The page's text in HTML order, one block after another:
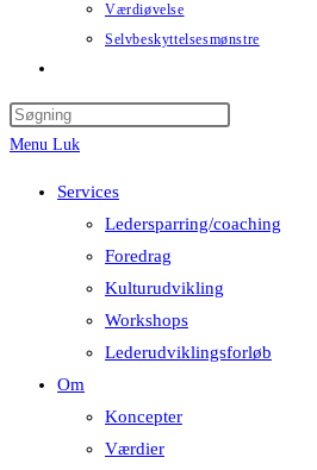
Værdiøvelse
Selvbeskyttelsesmønstre
Menu Luk
Services
Ledersparring/coaching
Foredrag
Kulturudvikling
Workshops
Lederudviklingsforløb
Om
Koncepter
Værdier